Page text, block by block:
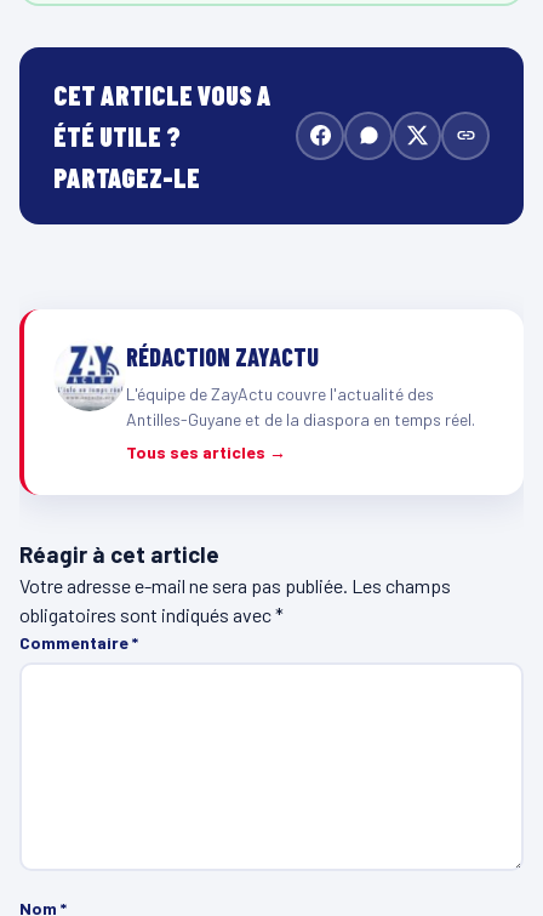
CET ARTICLE VOUS A
ÉTÉ UTILE ?
PARTAGEZ-LE
RÉDACTION ZAYACTU
L'équipe de ZayActu couvre l'actualité des
Antilles-Guyane et de la diaspora en temps réel.
Tous ses articles →
Réagir à cet article
Votre adresse e-mail ne sera pas publiée. Les champs
obligatoires sont indiqués avec*
Commentaire*
Nom *